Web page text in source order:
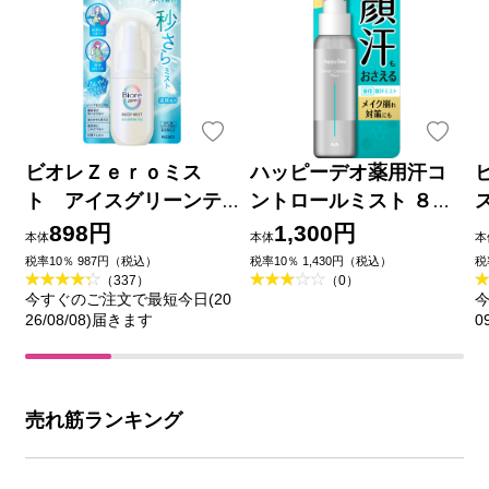
ビオレＺｅｒｏミス
ト アイスグリーンテ
ィーの香り ６０ｍＬ 花
王
本体898円
税率10％ 987円（税込）
（337）
今すぐのご注文で最短今日(20
26/08/08)届きます
ハッピーデオ薬用汗コ
ントロールミスト ８０
ｍｌ マンダム (医薬部外
品)
本体1,300円
税率10％ 1,430円（税込）
（0）
本
税
売れ筋ランキング